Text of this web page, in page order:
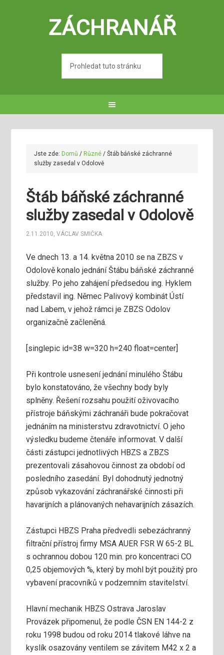
ZÁCHRANÁŘ
Jste zde: Domů / Různé / Štáb báňské záchranné
služby zasedal v Odolově
Štáb báňské záchranné
služby zasedal v Odolově
2.11.2010,VÁCLAV SMIČKA
Ve dnech 13. a 14. května 2010 se na ZBZS v
Odolově konalo jednání Štábu báňské záchranné
služby. Po jeho zahájení předsedou ing. Hyklem
představil ing. Němec Palivový kombinát Ústí
nad Labem, v jehož rámci je ZBZS Odolov
organizačně začleněná.
[singlepic id=38 w=320 h=240 float=center]
Při kontrole usnesení jednání minulého Štábu
bylo konstatováno, že všechny body byly
splněny. Řešení rozsahu použití oživovacího
přístroje báňskými záchranáři bude pokračovat
jednáním na ministerstvu zdravotnictví. O jeho
výsledku budeme čtenáře informovat. V další
části zástupci jednotlivých HBZS a ZBZS
prezentovali zásahovou činnost za období od
posledního zasedání. Byl dohodnutý jednotný
způsob vykazování záchranářské činnosti při
havarijních a plánovaných nehavarijních zásazích.
Zástupci HBZS Praha předvedli sebezáchranný
filtrační přístroj firmy MSA AUER FSR W 65-2 BL
s ochrannou dobou 120 min. pro koncentraci CO
0,25 objemových %, který by mohl být použitý pro
vybavení pracovníků v podzemním stavitelství.
Hlavní mechanik HBZS Ostrava Jaroslav
Provázek připomenul, že podle ČSN EN 144-2 z
roku 1998 budou od roku 2014 tlakové láhve na
kyslík osazovány ventilem se závitem M42 x 2 a